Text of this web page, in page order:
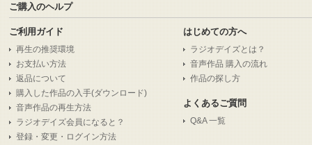
ご購入のヘルプ
ご利用ガイド
再生の推奨環境
お支払い方法
返品について
購入した作品の入手(ダウンロード)
音声作品の再生方法
ラジオデイズ会員になると？
登録・変更・ログイン方法
はじめての方へ
ラジオデイズとは？
音声作品 購入の流れ
作品の探し方
よくあるご質問
Q&A 一覧